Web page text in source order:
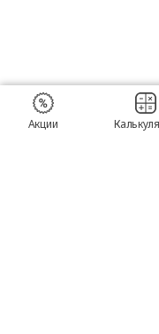
Акции